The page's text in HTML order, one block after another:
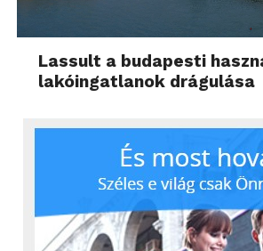
Lassult a budapesti
lakóingatlanok drágulása